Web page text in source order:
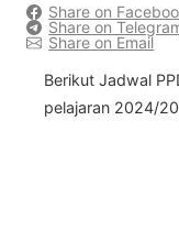
Share on
Share on
Share on Email
Berikut Jadwal
pelajaran 2024/